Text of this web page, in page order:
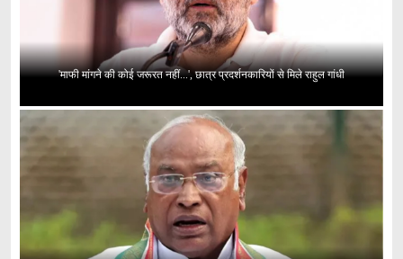
'माफी मांगने की कोई जरूरत नहीं...', छात्र प्रदर्शनकारियों से मिले राहुल गांधी